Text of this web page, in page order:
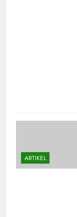
ARTIKEL